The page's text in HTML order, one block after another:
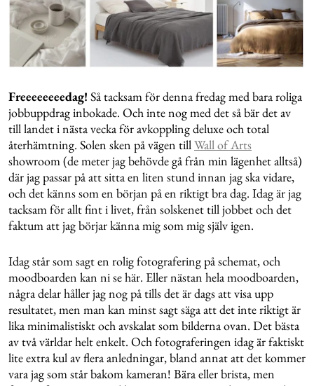
Freeeeeeeedag! Så tacksam för denna fredag med bara roliga
jobbuppdrag inbokade. Och inte nog med det så bär det av
till landet i nästa vecka för avkoppling deluxe och total
återhämtning. Solen sken på vägen tillWall of Arts
showroom (de meter jag behövde gå från min lägenhet alltså)
där jag passar på att sitta en liten stund innan jag ska vidare,
och det känns som en början på en riktigt bra dag. Idag är jag
tacksam för allt fint i livet, från solskenet till jobbet och det
faktum att jag börjar känna mig som mig själv igen.
Idag står som sagt en rolig fotografering på schemat, och
moodboarden kan ni se här. Eller nästan hela moodboarden,
några delar håller jag nog på tills det är dags att visa upp
resultatet, men man kan minst sagt säga att det inte riktigt är
lika minimalistiskt och avskalat som bilderna ovan. Det bästa
av två världar helt enkelt. Och fotograferingen idag är faktiskt
lite extra kul av flera anledningar, bland annat att det kommer
vara jag som står bakom kameran! Bära eller brista, men